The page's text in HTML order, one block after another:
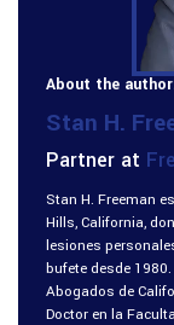
About the
Stan H.
Partner at
Stan H. Freeman
Hills, California,
lesiones
bufete desde
Abogados de
Doctor en la